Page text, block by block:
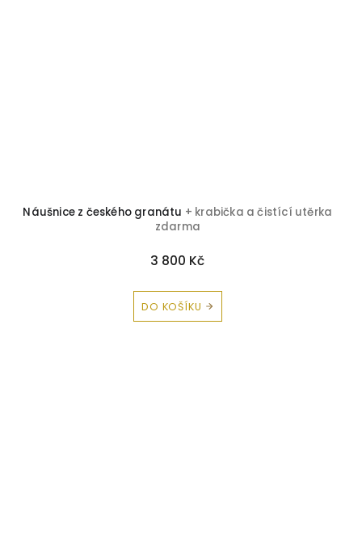
Náušnice z českého granátu + krabička a čistící utěrka
zdarma
3 800 Kč
DO KOŠÍKU